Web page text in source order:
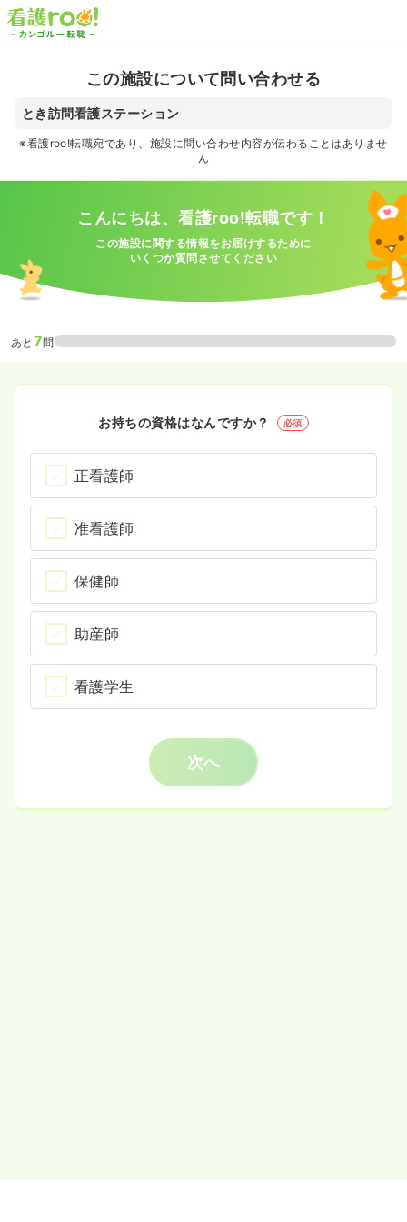
この施設について問い合わせる
とき訪問看護ステーション
※看護roo!転職宛であり、施設に問い合わせ内容が伝わることはありませ
ん
こんにちは、看護roo!転職です！
この施設に関する情報をお届けするために
いくつか質問させてください
あと 7問
お持ちの資格はなんですか？ 必須
正看護師
准看護師
保健師
助産師
看護学生
次へ